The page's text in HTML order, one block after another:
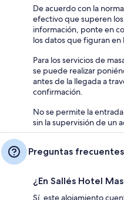
De acuerdo con la
efectivo que superen
información, ponte en
los datos que figuran en
Para los servicios de
se puede realizar
antes de la llegada a
confirmación.
No se permite la
sin la supervisión de un
Preguntas frecuentes
¿En Sallés Hotel
Sí, este alojamiento